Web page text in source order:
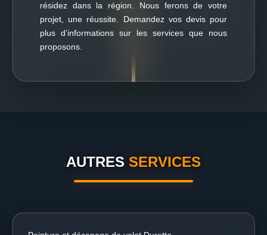
résidez dans la région. Nous ferons de votre
projet, une réussite. Demandez vos devis pour
plus d’informations sur les services que nous
proposons.
AUTRES SERVICES